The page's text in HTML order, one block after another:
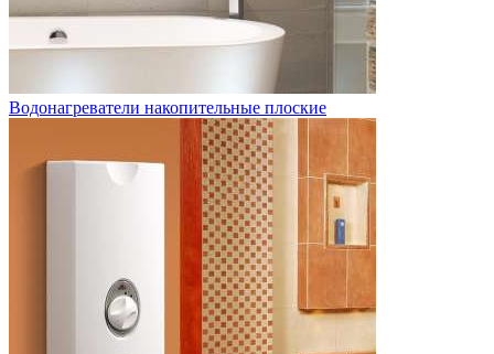
Водонагреватели накопительные плоские